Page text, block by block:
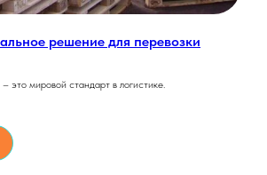
решение для перевозки
это мировой стандарт в логистике.